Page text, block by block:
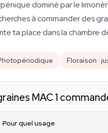
dominé par le
à commander des
ta place dans la chambre
Floraison :
MAC 1
Pour quel usage